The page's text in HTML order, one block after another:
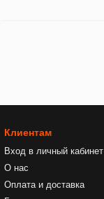
Клиентам
Вход в личный кабинет
О нас
Оплата и доставка